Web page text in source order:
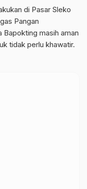
di Pasar Sleko
Pangan
Bapokting masih aman
tidak perlu khawatir.